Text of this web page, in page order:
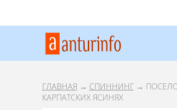
ГЛАВНАЯ → СПИННИНГ →
КАРПАТСКИХ ЯСИНЯХ